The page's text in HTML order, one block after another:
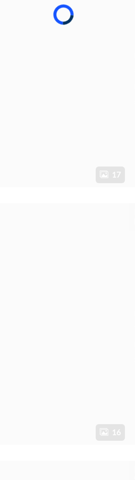
17
16